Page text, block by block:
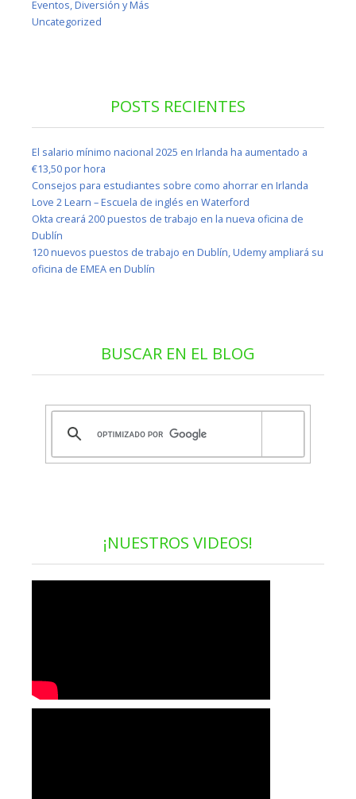
Eventos, Diversión y Más
Uncategorized
POSTS RECIENTES
El salario mínimo nacional 2025 en Irlanda ha aumentado a
€13,50 por hora
Consejos para estudiantes sobre como ahorrar en Irlanda
Love 2 Learn – Escuela de inglés en Waterford
Okta creará 200 puestos de trabajo en la nueva oficina de
Dublín
120 nuevos puestos de trabajo en Dublín, Udemy ampliará su
oficina de EMEA en Dublín
BUSCAR EN EL BLOG
¡NUESTROS VIDEOS!